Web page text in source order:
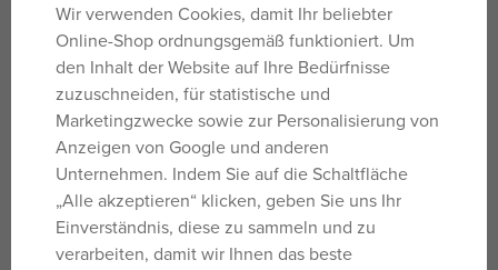
nicht nass werden. Abgelöste Wimpern sind kein
Reklamationsgrund.
Die Kleidung einiger Puppen wurde aus Bio-Baumwolle
hergestellt, was eine Herstellung aus handgepflückter,
ökologisch angebauter Baumwolle ohne chemische
Behandlung garantiert.
Das Unternehmen Antonio Juan legt großen Wert auf
Ökologie und ist daher das erste Unternehmen in dieser
Wir verwenden Cookies, damit Ihr beliebter
Online-Shop ordnungsgemäß funktioniert. Um
den Inhalt der Website auf Ihre Bedürfnisse
zuzuschneiden, für statistische und
Marketingzwecke sowie zur Personalisierung von
Anzeigen von Google und anderen
Unternehmen. Indem Sie auf die Schaltfläche
„Alle akzeptieren“ klicken, geben Sie uns Ihr
Einverständnis, diese zu sammeln und zu
verarbeiten, damit wir Ihnen das beste